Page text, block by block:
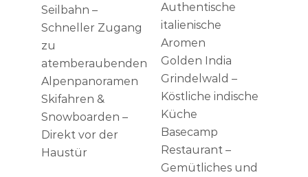
Seilbahn –
Schneller Zugang
zu
atemberaubenden
Alpenpanoramen
Skifahren &
Snowboarden –
Direkt vor der
Haustür
Authentische
italienische
Aromen
Golden India
Grindelwald –
Köstliche indische
Küche
Basecamp
Restaurant –
Gemütliches und